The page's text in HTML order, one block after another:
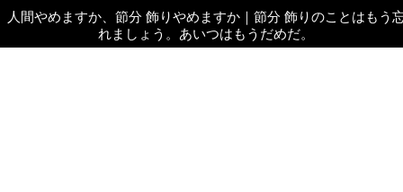
人間やめますか、節分 飾りやめますか｜ 節分 飾りのことはもう
れましょう。あいつはもうだめだ。